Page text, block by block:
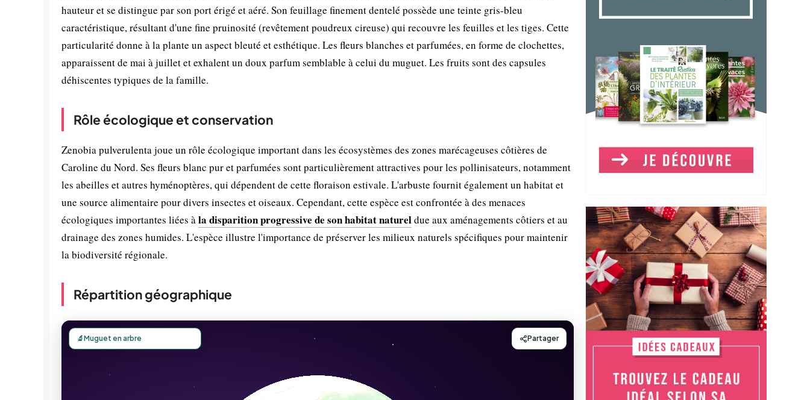
hauteur et se distingue par son port érigé et aéré. Son feuillage finement dentelé possède une teinte gris-bleu
caractéristique, résultant d'une fine pruinosité (revêtement poudreux cireuse) qui recouvre les feuilles et les tiges. Cette
particularité donne à la plante un aspect bleuté et esthétique. Les fleurs blanches et parfumées, en forme de clochettes,
apparaissent de mai à juillet et exhalent un doux parfum semblable à celui du muguet. Les fruits sont des capsules
déhiscentes typiques de la famille.
Rôle écologique et conservation
Zenobia pulverulenta joue un rôle écologique important dans les écosystèmes des zones marécageuses côtières de
Caroline du Nord. Ses fleurs blanc pur et parfumées sont particulièrement attractives pour les pollinisateurs, notamment
les abeilles et autres hyménoptères, qui dépendent de cette floraison estivale. L'arbuste fournit également un habitat et
une source alimentaire pour divers insectes et oiseaux. Cependant, cette espèce est confrontée à des menaces
écologiques importantes liées àla disparition progressive de son habitat natureldue aux aménagements côtiers et au
drainage des zones humides. L'espèce illustre l'importance de préserver les milieux naturels spécifiques pour maintenir
la biodiversité régionale.
Répartition géographique